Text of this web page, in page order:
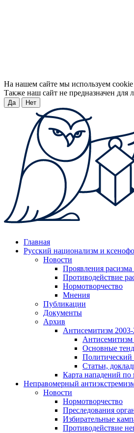
На нашем сайте мы используем
Также наш сайт не предназначен для
Да Нет
Главная
Русский национализм и
Новости
Проявления
Противодействие
Нормотворчество
Мнения
Публикации
Документы
Архив
Антисемитизм
Антисемитизм
Основные
Политический
Статьи,
Карта нападений по
Неправомерный
Новости
Нормотворчество
Преследования
Избирательные
Противодействие